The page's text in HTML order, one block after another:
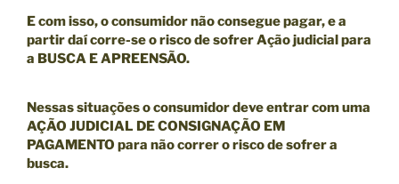
E com isso, o consumidor não consegue pagar, e a
partir daí corre-se o risco de sofrer Ação judicial para
a BUSCA E APREENSÃO.
Nessas situações o consumidor deve entrar com uma
AÇÃO JUDICIAL DE CONSIGNAÇÃO EM
PAGAMENTO para não correr o risco de sofrer a
busca.